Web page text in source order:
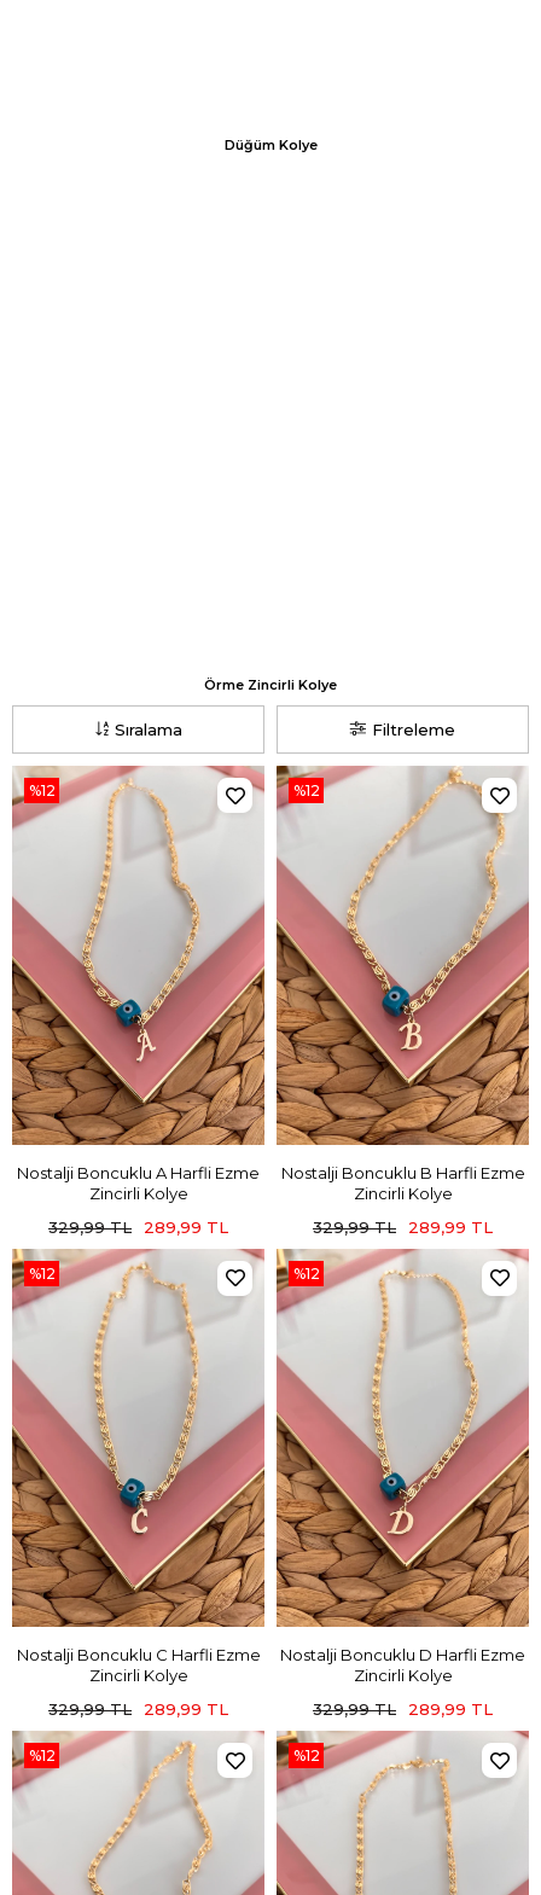
Düğüm Kolye
Örme Zincirli Kolye
Filtreleme
Sıralama
Nostalji Boncuklu A Harfli Ezme
Zincirli Kolye
329,99 TL
289,99 TL
%12
Nostalji Boncuklu B Harfli Ezme
Zincirli Kolye
329,99 TL
289,99 TL
%12
Nostalji Boncuklu C Harfli Ezme
Zincirli Kolye
329,99 TL
289,99 TL
%12
Nostalji Boncuklu D Harfli Ezme
Zincirli Kolye
329,99 TL
289,99 TL
%12
%12 %12